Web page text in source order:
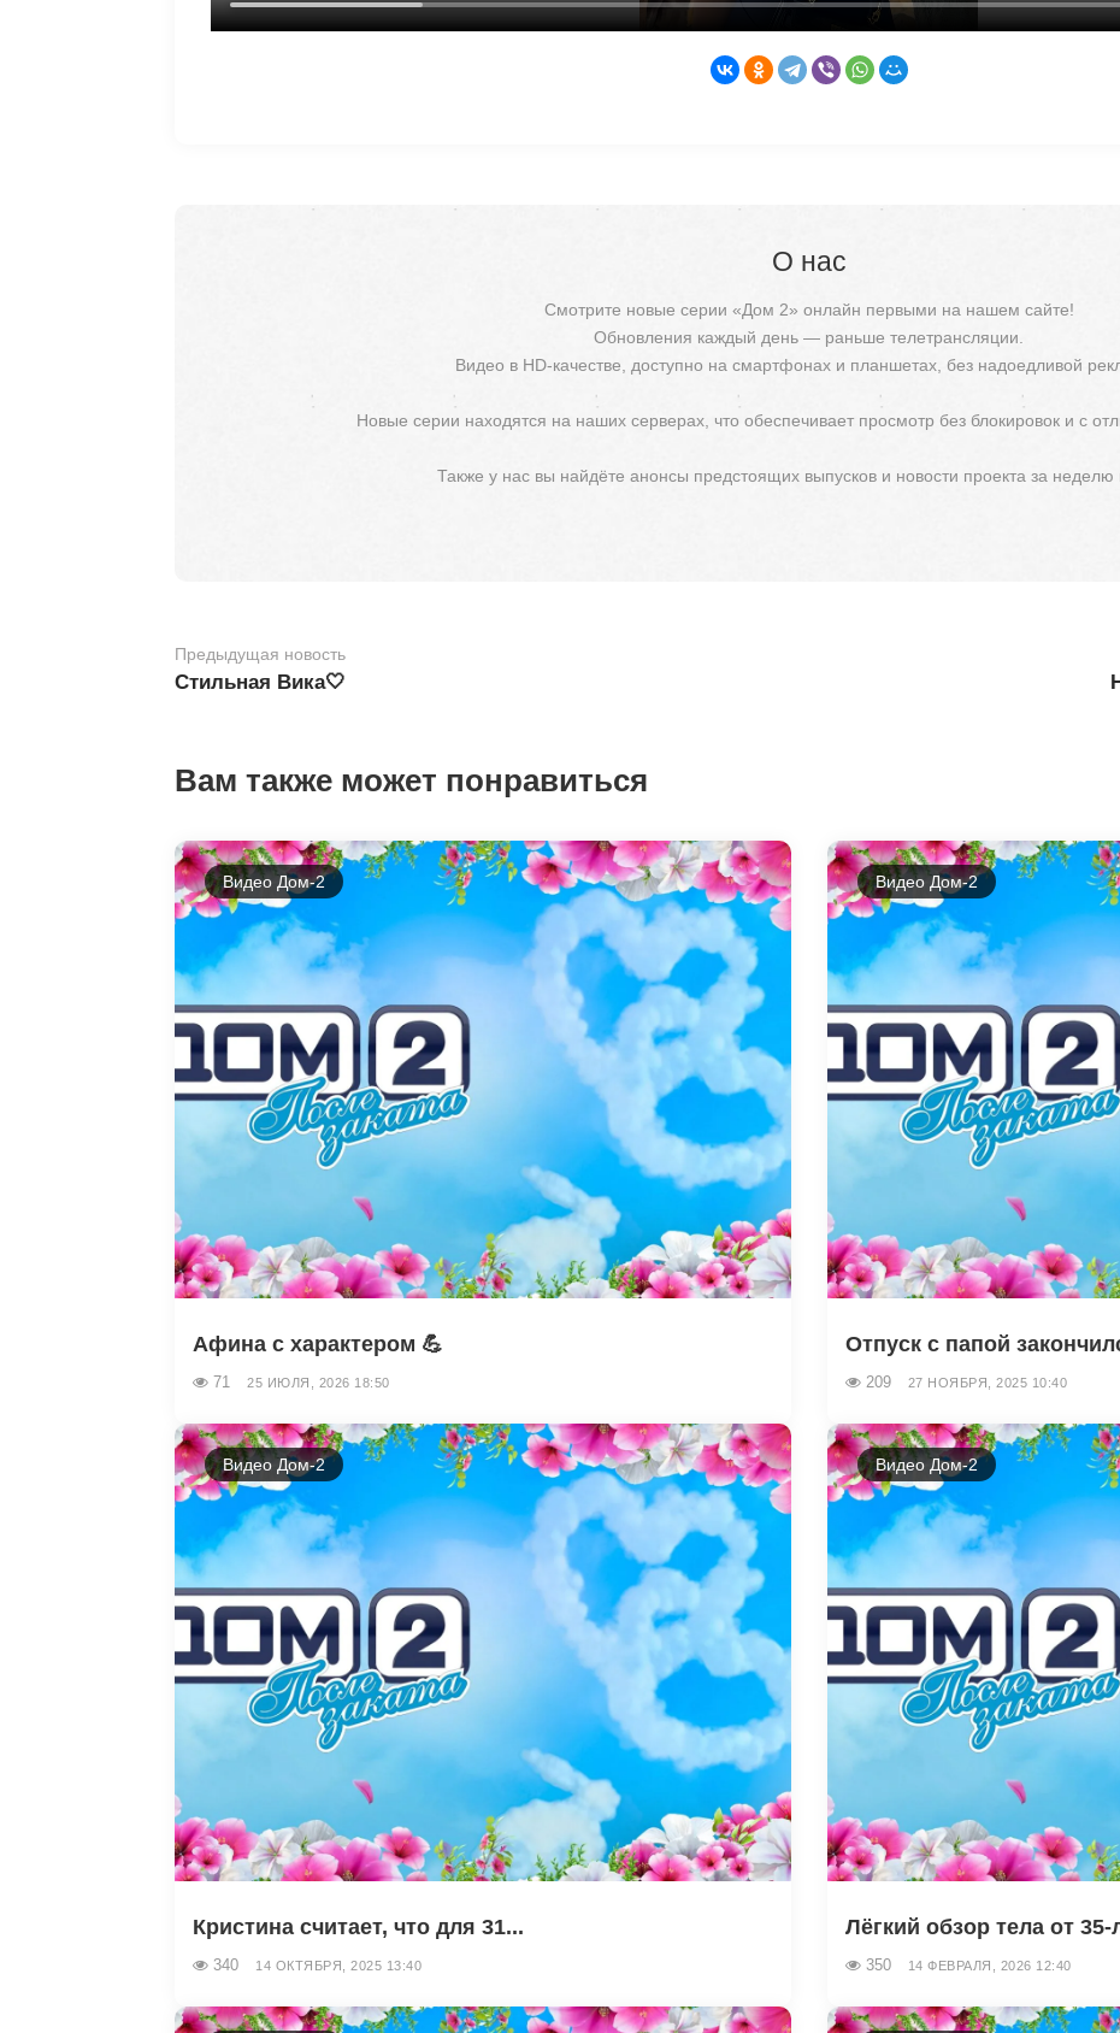
О нас
Смотрите новые серии «Дом 2» онлайн первыми на нашем сайте!
Обновления каждый день — раньше телетрансляции.
Видео в HD-качестве, доступно на смартфонах и планшетах, без надоедливой
Новые серии находятся на наших серверах, что обеспечивает просмотр без блокировок и с
Также у нас вы найдёте анонсы предстоящих выпусков и новости проекта за неделю
Предыдущая новость
Стильная Вика🤍
Вам также может понравиться
Видео Дом-2
Афина с характером 💪
71 25 ИЮЛЯ, 2026 18:50
Видео Дом-2
Отпуск с папой
209 27 НОЯБРЯ, 2025 10:40
Видео Дом-2
Кристина считает, что для 31...
340 14 ОКТЯБРЯ, 2025 13:40
Видео Дом-2
Лёгкий обзор тела от 35-
350 14 ФЕВРАЛЯ, 2026 12:40